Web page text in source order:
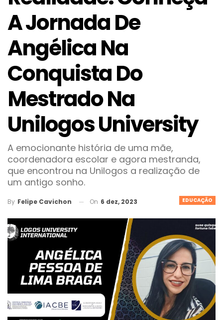
A Jornada De
Angélica Na
Conquista Do
Mestrado Na
Unilogos University
A emocionante história de uma mãe,
coordenadora escolar e agora mestranda,
que encontrou na Unilogos a realização de
um antigo sonho.
EDUCAÇÃO
By Felipe Cavichon On 6 dez, 2023